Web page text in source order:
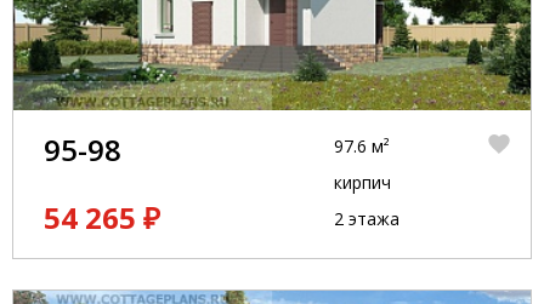
95-98
54 265 ₽
97.6 м²
кирпич
2 этажа